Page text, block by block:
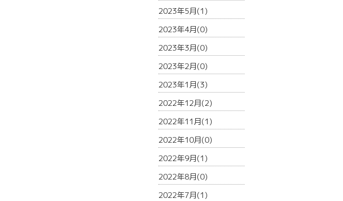
2023年5月(1)
2023年4月(0)
2023年3月(0)
2023年2月(0)
2023年1月(3)
2022年12月(2)
2022年11月(1)
2022年10月(0)
2022年9月(1)
2022年8月(0)
2022年7月(1)